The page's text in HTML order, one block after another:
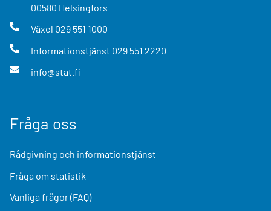
00580 Helsingfors
Växel 029 551 1000
Informationstjänst 029 551 2220
info@stat.fi
Fråga oss
Rådgivning och informationstjänst
Fråga om statistik
Vanliga frågor (FAQ)